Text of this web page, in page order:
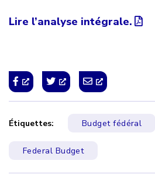
Lire l’analyse intégrale.
Étiquettes: Budget fédéral
Federal Budget